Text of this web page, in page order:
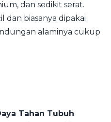
dan sedikit serat.
dan biasanya dipakai
alaminya cukup
Tahan Tubuh